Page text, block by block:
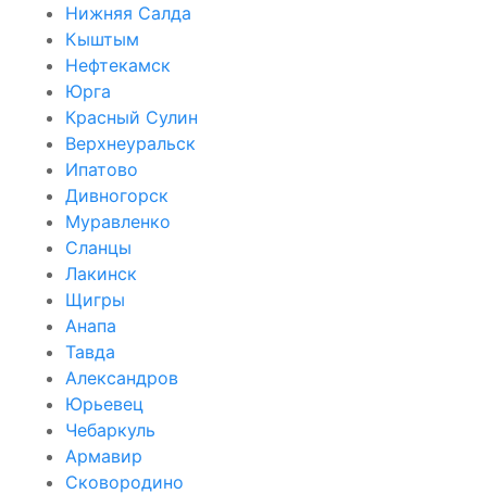
Нижняя Салда
Кыштым
Нефтекамск
Юрга
Красный Сулин
Верхнеуральск
Ипатово
Дивногорск
Муравленко
Сланцы
Лакинск
Щигры
Анапа
Тавда
Александров
Юрьевец
Чебаркуль
Армавир
Сковородино